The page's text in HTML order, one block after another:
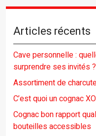
Articles récents
Cave personnelle :
surprendre ses invités ?
Assortiment de
C’est quoi un cognac
Cognac bon rapport
bouteilles accessibles